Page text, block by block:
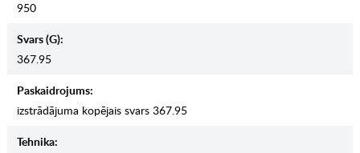
950
Svars (g):
367.95
Paskaidrojums:
izstrādājuma kopējais svars 367.95
Tehnika: